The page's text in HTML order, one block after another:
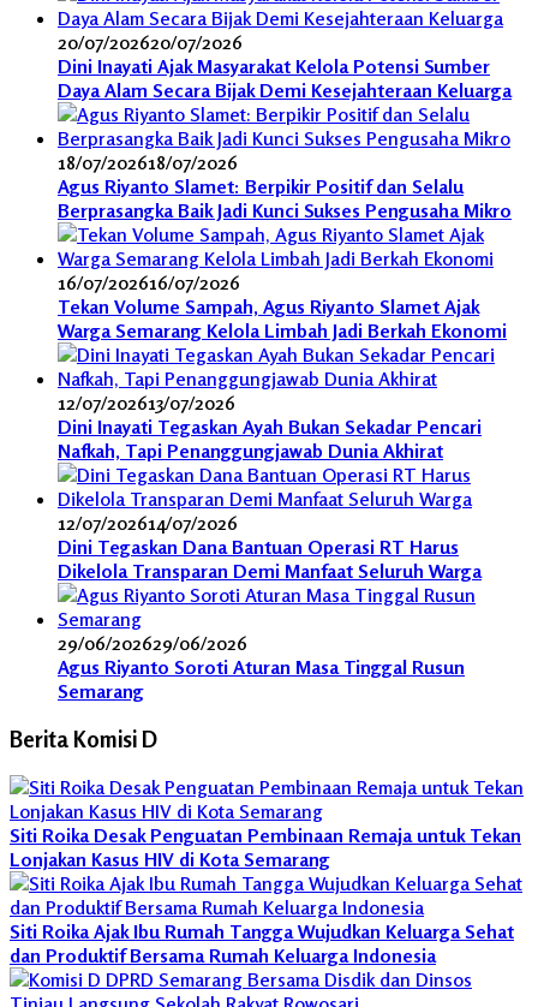
20/07/202620/07/2026
Dini Inayati Ajak Masyarakat Kelola Potensi Sumber
Daya Alam Secara Bijak Demi Kesejahteraan Keluarga
18/07/202618/07/2026
Agus Riyanto Slamet: Berpikir Positif dan Selalu
Berprasangka Baik Jadi Kunci Sukses Pengusaha Mikro
16/07/202616/07/2026
Tekan Volume Sampah, Agus Riyanto Slamet Ajak
Warga Semarang Kelola Limbah Jadi Berkah Ekonomi
12/07/202613/07/2026
Dini Inayati Tegaskan Ayah Bukan Sekadar Pencari
Nafkah, Tapi Penanggungjawab Dunia Akhirat
12/07/202614/07/2026
Dini Tegaskan Dana Bantuan Operasi RT Harus
Dikelola Transparan Demi Manfaat Seluruh Warga
29/06/202629/06/2026
Agus Riyanto Soroti Aturan Masa Tinggal Rusun
Semarang
Berita Komisi D
Siti Roika Desak Penguatan Pembinaan Remaja untuk Tekan
Lonjakan Kasus HIV di Kota Semarang
Siti Roika Ajak Ibu Rumah Tangga Wujudkan Keluarga Sehat
dan Produktif Bersama Rumah Keluarga Indonesia